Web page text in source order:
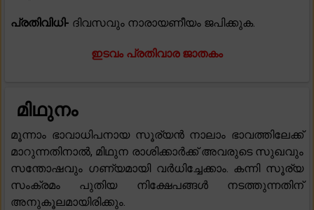
പ്രതിവിധി- ദിവസവും നാരായണീയം ജപിക്കുക.
ഇടവം പ്രതിവാര ജാതകം
മിഥുനം
മൂന്നാം ഭാവാധിപനായ സൂര്യൻ നാലാം ഭാവത്തിലേക്ക്
മാറുന്നതിനാൽ, മിഥുന രാശിക്കാർക്ക് അവരുടെ സുഖവും
സന്തോഷവും ഗണ്യമായി വർധിച്ചേക്കാം. കന്നി സൂര്യ
സംക്രമം പുതിയ നിക്ഷേപങ്ങൾ നടത്തുന്നതിന്
അനുകൂലമായിരിക്കും.